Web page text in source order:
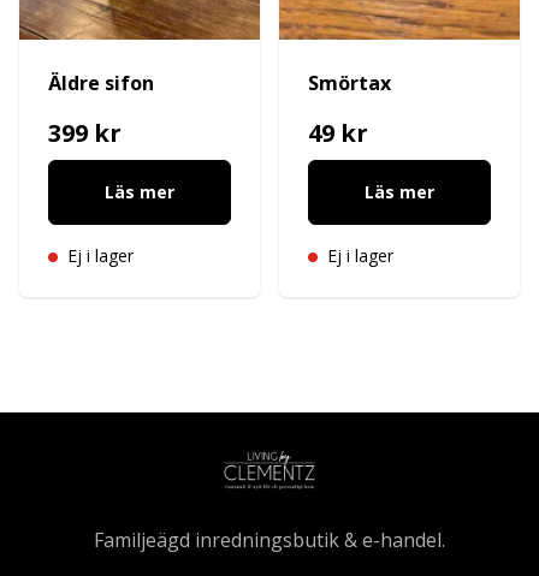
Äldre sifon
399 kr
Läs mer
Ej i lager
Smörtax
49 kr
Läs mer
Ej i lager
Familjeägd inredningsbutik & e-handel.